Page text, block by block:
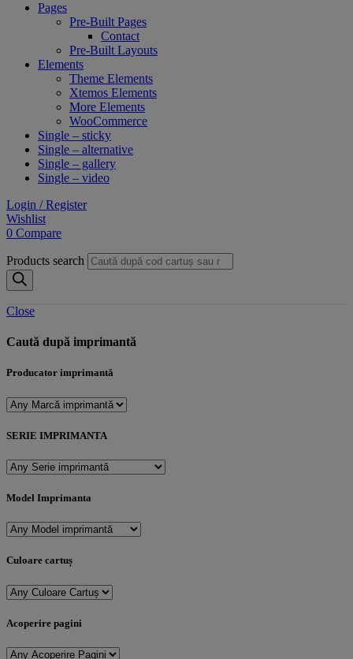
Pages
Pre-Built Pages
Contact
Pre-Built Layouts
Elements
Theme Elements
Xtemos Elements
More Elements
WooCommerce
Single – sticky
Single – alternative
Single – gallery
Single – video
Login / Register
Wishlist
0 Compare
Products search
Close
Caută după imprimantă
Producator imprimantă
SERIE IMPRIMANTA
Model Imprimanta
Culoare cartuș
Acoperire pagini